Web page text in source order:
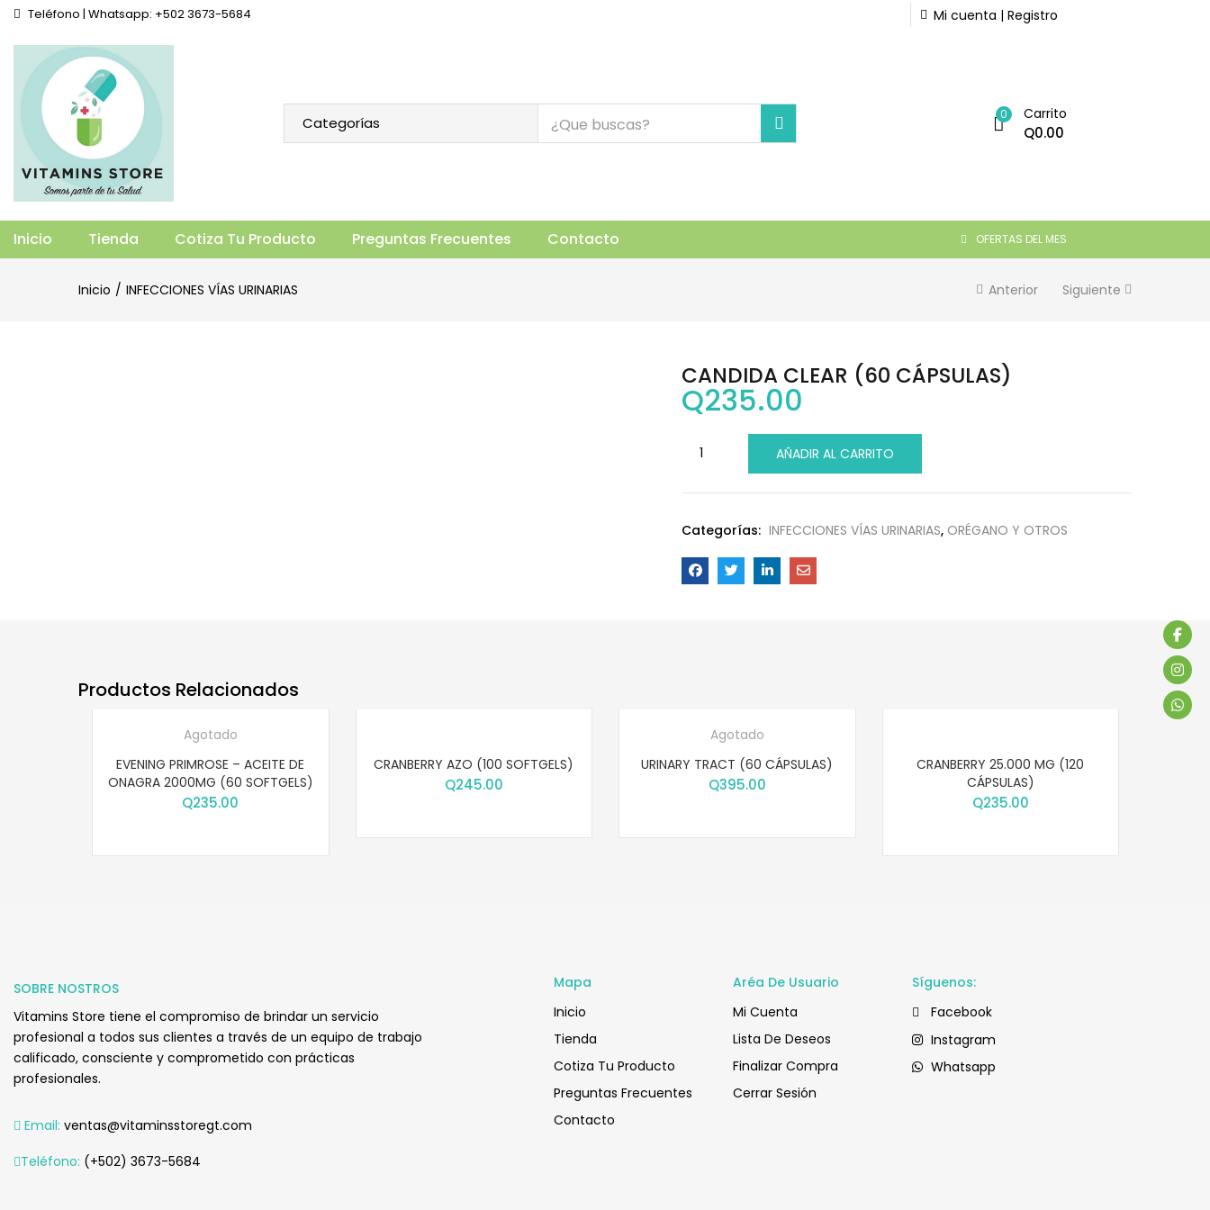
Teléfono | Whatsapp: +502 3673-5684 Mi cuenta | Registro
0 Carrito
Q0.00
Inicio Tienda Cotiza Tu Producto Preguntas Frecuentes Contacto OFERTAS DEL MES
Inicio INFECCIONES VÍAS URINARIAS Anterior Siguiente
Vista general
CANDIDA CLEAR (60 CÁPSULAS)
Q235.00
AÑADIR AL CARRITO
Categorías: INFECCIONES VÍAS URINARIAS, ORÉGANO Y OTROS
Productos Relacionados
Agotado
EVENING PRIMROSE – ACEITE DE
ONAGRA 2000MG (60 SOFTGELS)
Q235.00
CRANBERRY AZO (100 SOFTGELS)
Q245.00
Agotado
URINARY TRACT (60 CÁPSULAS)
Q395.00
CRANBERRY 25.000 MG (120
CÁPSULAS)
Q235.00
SOBRE NOSTROS
Vitamins Store tiene el compromiso de brindar un servicio
profesional a todos sus clientes a través de un equipo de trabajo
calificado, consciente y comprometido con prácticas
profesionales.
Email: ventas@vitaminsstoregt.com
Teléfono: (+502) 3673-5684
Mapa
Inicio
Tienda
Cotiza Tu Producto
Preguntas Frecuentes
Contacto
Aréa De Usuario
Mi Cuenta
Lista De Deseos
Finalizar Compra
Cerrar Sesión
Síguenos:
Facebook
Instagram
Whatsapp